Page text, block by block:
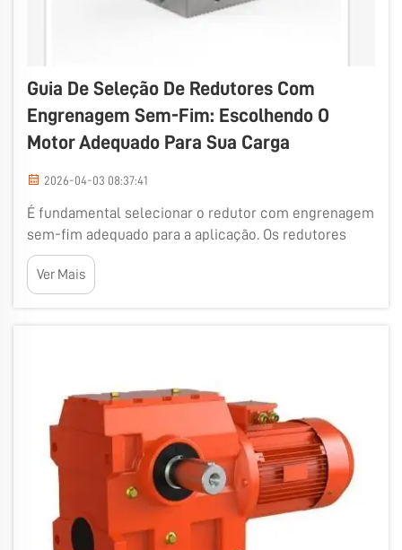
Guia De Seleção De Redutores Com
Engrenagem Sem-Fim: Escolhendo O
Motor Adequado Para Sua Carga
2026-04-03 08:37:41
É fundamental selecionar o redutor com engrenagem
sem-fim adequado para a aplicação. Os redutores
com engrenagem sem-fim 35 são variedades
especiais de dispositivos utilizados em uma grande
variedade de máquinas e ferramentas para auxiliar
Ver Mais